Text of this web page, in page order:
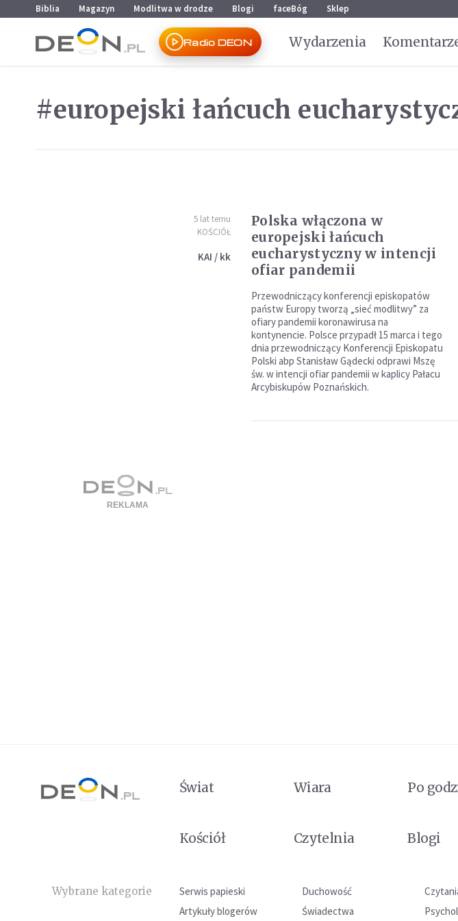
Przejdź do menu głównego
Przejdź do treści
Biblia Magazyn Modlitwa w drodze Blogi faceBóg Sklep
Radio DEON Wydarzenia
#europejski łańcuch
5 lat temu
KOŚCIÓŁ
KAI / kk
Polska włączona w
europejski łańcuch
eucharystyczny w intencji
ofiar pandemii
Przewodniczący konferencji episkopatów
państw Europy tworzą „sieć modlitwy” za
ofiary pandemii koronawirusa na
kontynencie. Polsce przypadł 15 marca i tego
dnia przewodniczący Konferencji Episkopatu
Polski abp Stanisław Gądecki odprawi Mszę
św. w intencji ofiar pandemii w kaplicy Pałacu
Arcybiskupów Poznańskich.
Świat Wiara Po
Kościół
Czytelnia Blogi
Wybrane kategorie Serwis papieski Duchowość
Artykuły blogerów
Świadectwa